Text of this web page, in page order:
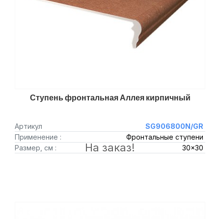
Ступень фронтальная Аллея кирпичный
Артикул
SG906800N/GR
Применение :
Фронтальные ступени
Размер, см :
30x30
На заказ!